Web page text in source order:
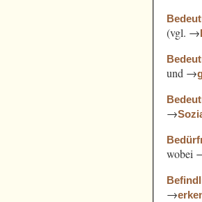
(vgl. →
und →
→
wobei
→